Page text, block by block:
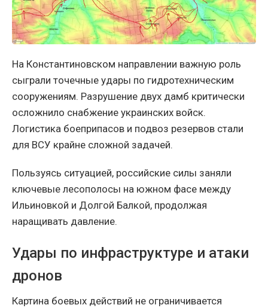
На Константиновском направлении важную роль
сыграли точечные удары по гидротехническим
сооружениям. Разрушение двух дамб критически
осложнило снабжение украинских войск.
Логистика боеприпасов и подвоз резервов стали
для ВСУ крайне сложной задачей.
Пользуясь ситуацией, российские силы заняли
ключевые лесополосы на южном фасе между
Ильиновкой и Долгой Балкой, продолжая
наращивать давление.
Удары по инфраструктуре и атаки
дронов
Картина боевых действий не ограничивается